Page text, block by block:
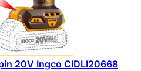
20V Ingco CIDLI20668